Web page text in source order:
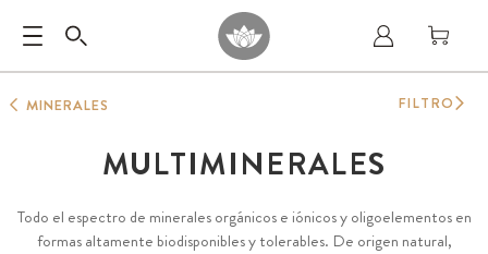
MINERALES
MULTIMINERALES
Todo el espectro de minerales orgánicos e iónicos y oligoelementos en
formas altamente biodisponibles y tolerables. De origen natural,
FILTRO